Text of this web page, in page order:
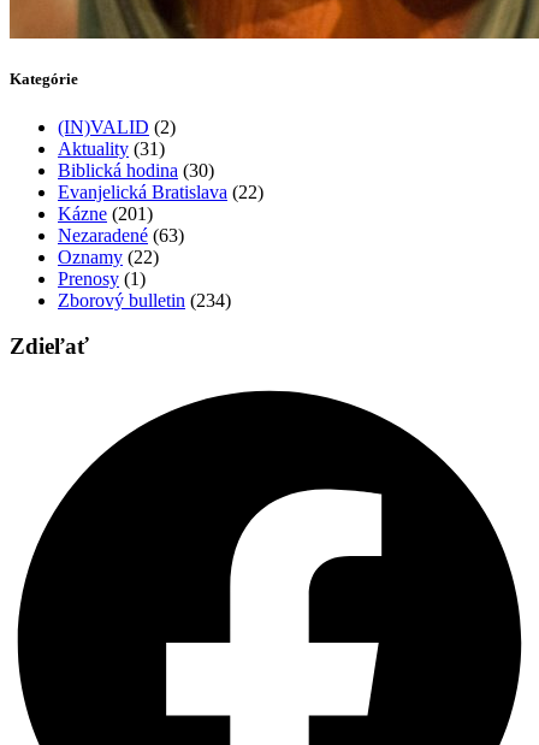
Kategórie
(IN)VALID (2)
Aktuality (31)
Biblická hodina (30)
Evanjelická Bratislava (22)
Kázne (201)
Nezaradené (63)
Oznamy (22)
Prenosy (1)
Zborový bulletin (234)
Zdieľať